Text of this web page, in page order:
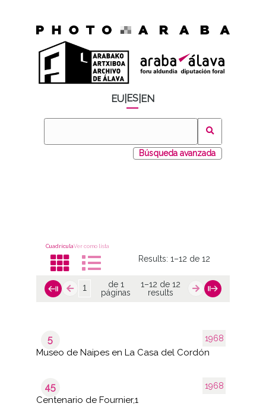
EU ES EN
Búsqueda avanzada
CuadrículaVer como lista
Results:1–12 de 12
de 1
páginas
1–12 de 12
results
1968
5
Museo de Naipes en La Casa del Cordón
1968
45
Centenario de Fournier,1